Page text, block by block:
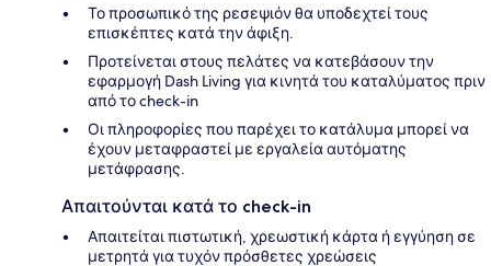
Το προσωπικό της ρεσεψιόν θα υποδεχτεί τους
επισκέπτες κατά την άφιξη.
Προτείνεται στους πελάτες να κατεβάσουν την
εφαρμογή Dash Living για κινητά του καταλύματος πριν
από το check-in
Οι πληροφορίες που παρέχει το κατάλυμα μπορεί να
έχουν μεταφραστεί με εργαλεία αυτόματης
μετάφρασης.
Απαιτούνται κατά το check-in
Απαιτείται πιστωτική, χρεωστική κάρτα ή εγγύηση σε
μετρητά για τυχόν πρόσθετες χρεώσεις